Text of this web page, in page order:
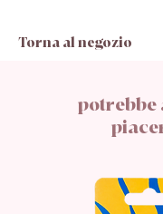
HELIANTHUS
COCOGLICERIDI,
CRUSCA DI
DI COCOS
SILICE, STEARYL
OLIO DI SEMI DI
Torna al negozio
potrebbe